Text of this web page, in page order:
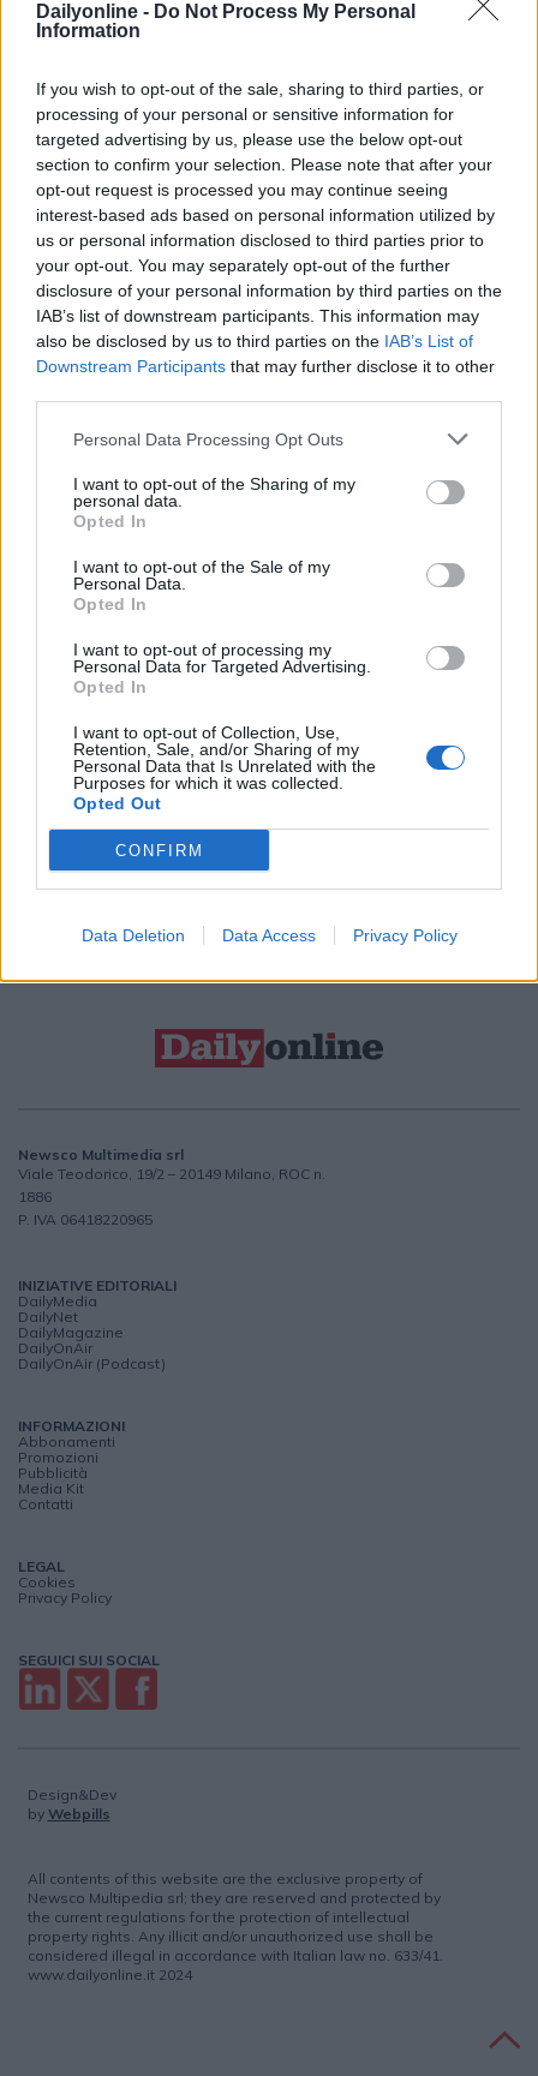
Dailyonline - Do Not Process My Personal
Information
If you wish to opt-out of the sale, sharing to third parties, or
processing of your personal or sensitive information for
targeted advertising by us, please use the below opt-out
section to confirm your selection. Please note that after your
opt-out request is processed you may continue seeing
interest-based ads based on personal information utilized by
us or personal information disclosed to third parties prior to
your opt-out. You may separately opt-out of the further
disclosure of your personal information by third parties on the
IAB’s list of downstream participants. This information may
also be disclosed by us to third parties on the IAB’s List of
Downstream Participants that may further disclose it to other
Personal Data Processing Opt Outs
I want to opt-out of the Sharing of my
personal data.
Opted In
I want to opt-out of the Sale of my
Personal Data.
Opted In
I want to opt-out of processing my
Personal Data for Targeted Advertising.
Opted In
I want to opt-out of Collection, Use,
Retention, Sale, and/or Sharing of my
Personal Data that Is Unrelated with the
Purposes for which it was collected.
Opted Out
CONFIRM
Data Deletion Data Access Privacy Policy
Altri podcast che potrebbero piacerti
PUNTATA
Redazione 01/04/2022
Le evoluzioni dell'adv
PUNTATA
Redazione 30/03/2022
Incontro con MOCA
Resta connesso
Sei interessato alle nostre iniziative editoriali? Contattaci,
potrai anche richiedere l’invio per 1 mese in promozione
gratuita delle nostre pubblicazioni. I dati che ci fornirai non
verranno commercializzati in alcun modo, ma conservati nel
database ad uso esclusivo interno all'azienda.
Newsco Multimedia srl
Viale Teodorico, 19/2 – 20149 Milano, ROC n.
1886
P. IVA 06418220965
INIZIATIVE EDITORIALI
DailyMedia
DailyNet
DailyMagazine
DailyOnAir
DailyOnAir (Podcast)
INFORMAZIONI
Abbonamenti
Promozioni
Pubblicità
Media Kit
Contatti
LEGAL
Cookies
Privacy Policy
SEGUICI SUI SOCIAL
Design&Dev
by Webpills
All contents of this website are the exclusive property of
Newsco Multipedia srl; they are reserved and protected by
the current regulations for the protection of intellectual
property rights. Any illicit and/or unauthorized use shall be
considered illegal in accordance with Italian law no. 633/41.
www.dailyonline.it 2024